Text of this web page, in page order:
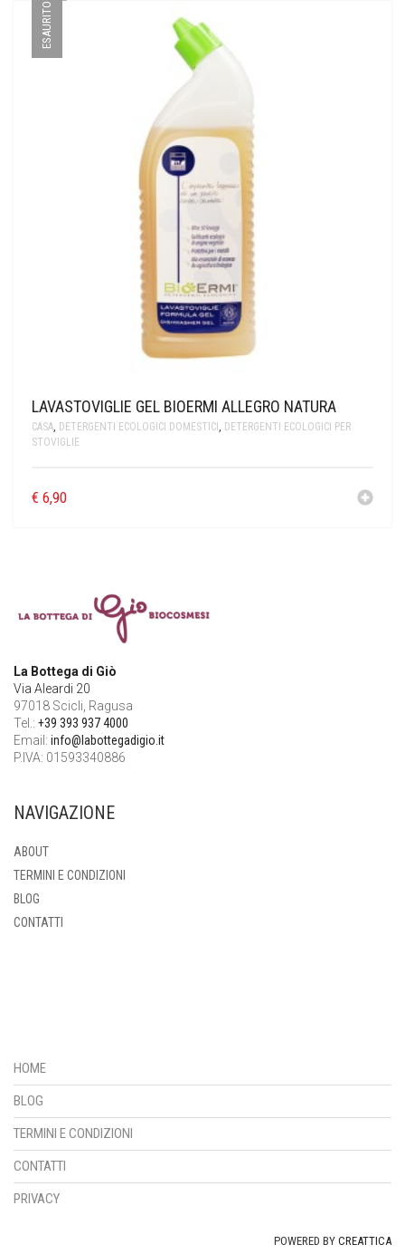
ESAURITO
LAVASTOVIGLIE GEL BIOERMI ALLEGRO NATURA
CASA, DETERGENTI ECOLOGICI DOMESTICI , DETERGENTI ECOLOGICI PER
STOVIGLIE
€ 6,90
La Bottega di Giò
Via Aleardi 20
97018 Scicli, Ragusa
Tel.: +39 393 937 4000
Email: info@labottegadigio.it
P.IVA: 01593340886
NAVIGAZIONE
ABOUT
TERMINI E CONDIZIONI
BLOG
CONTATTI
HOME
BLOG
TERMINI E CONDIZIONI
CONTATTI
PRIVACY
POWERED BY CREATTICA